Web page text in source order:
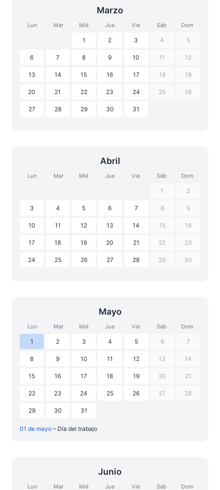
Marzo
Lun Mar Mié Jue Vie Sáb Dom
1 2 3 4 5
6 7 8 9 10 11 12
13 14 15 16 17 18 19
20 21 22 23 24 25 26
27 28 29 30 31
Abril
Lun Mar Mié Jue Vie Sáb Dom
1 2
3 4 5 6 7 8 9
10 11 12 13 14 15 16
17 18 19 20 21 22 23
24 25 26 27 28 29 30
Mayo
Lun Mar Mié Jue Vie Sáb Dom
1 2 3 4 5 6 7
8 9 10 11 12 13 14
15 16 17 18 19 20 21
22 23 24 25 26 27 28
29 30 31
01 de mayo – Día del trabajo
Junio
Lun Mar Mié Jue Vie Sáb Dom